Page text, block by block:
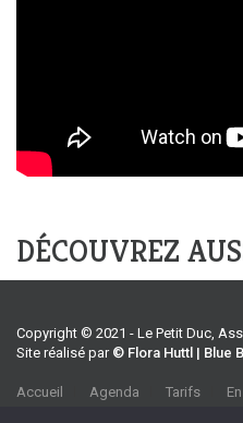
DÉCOUVREZ
Copyright © 2021 - Le Petit Duc,
Site réalisé par © Flora Huttl | Blue
Accueil Agenda Tarifs